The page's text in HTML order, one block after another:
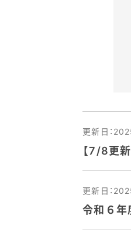
更新日：
【7/8更
更新日：
令和６年